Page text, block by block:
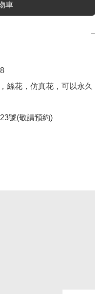
車
−
絲花，仿真花，可以永久